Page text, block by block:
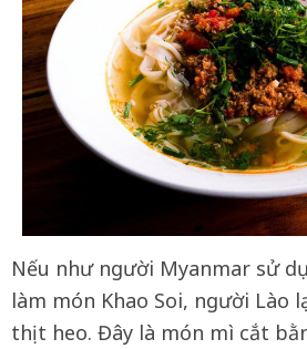
Nếu như người Myanmar sử
làm món Khao Soi, người Lào
thịt heo. Đây là món mì cắt